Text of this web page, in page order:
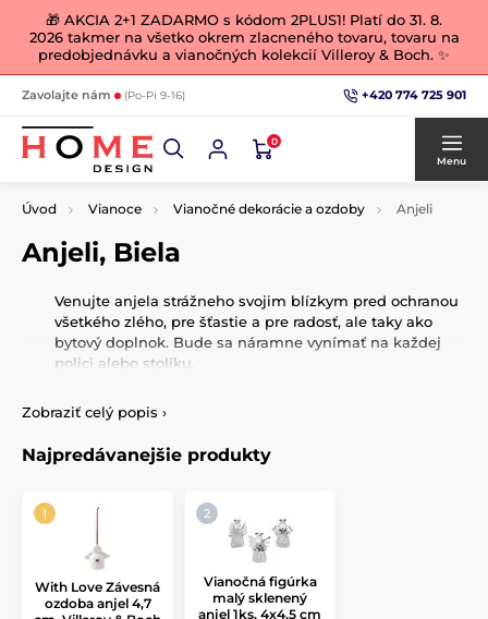
🎁 AKCIA 2+1 ZADARMO s kódom 2PLUS1! Platí do 31. 8.
2026 takmer na všetko okrem zlacneného tovaru, tovaru na
predobjednávku a vianočných kolekcií Villeroy & Boch. ✨
Zavolajte nám (Po-Pi 9-16) +420 774 725 901
0
Menu
Úvod Vianoce Vianočné dekorácie a ozdoby Anjeli
Anjeli, Biela
Venujte anjela strážneho svojim blízkym pred ochranou
všetkého zlého, pre šťastie a pre radosť, ale taky ako
bytový doplnok. Bude sa náramne vynímať na každej
polici alebo stolíku.
Zobraziť celý popis ›
Najpredávanejšie produkty
With Love Závesná
ozdoba anjel 4,7
Vianočná figúrka
malý sklenený
anjel 1ks, 4x4,5 cm